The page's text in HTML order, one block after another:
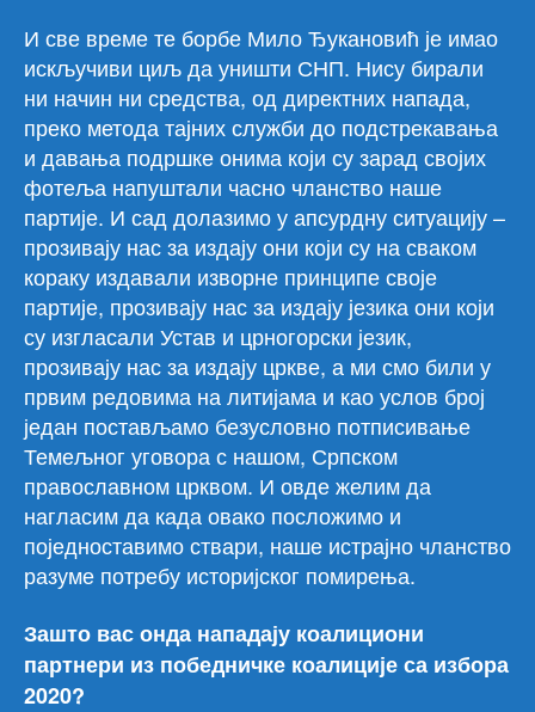
И све време те борбе Мило Ђукановић је имао
искључиви циљ да уништи СНП. Нису бирали
ни начин ни средства, од директних напада,
преко метода тајних служби до подстрекавања
и давања подршке онима који су зарад својих
фотеља напуштали часно чланство наше
партије. И сад долазимо у апсурдну ситуацију –
прозивају нас за издају они који су на сваком
кораку издавали изворне принципе своје
партије, прозивају нас за издају језика они који
су изгласали Устав и црногорски језик,
прозивају нас за издају цркве, а ми смо били у
првим редовима на литијама и као услов број
један постављамо безусловно потписивање
Темељног уговора с нашом, Српском
православном црквом. И овде желим да
нагласим да када овако посложимо и
поједноставимо ствари, наше истрајно чланство
разуме потребу историјског помирења.
Зашто вас онда нападају коалициони
партнери из победничке коалиције са избора
2020?